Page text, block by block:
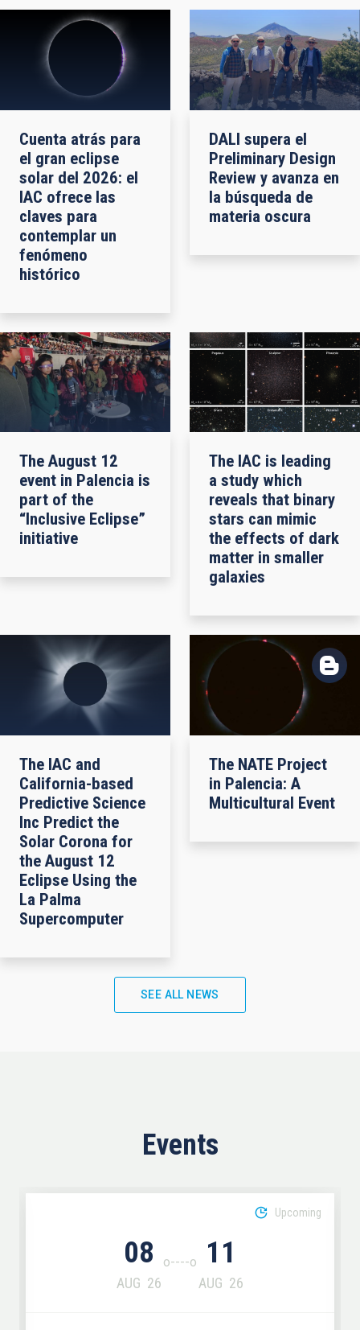
Cuenta atrás para
el gran eclipse
solar del 2026: el
IAC ofrece las
claves para
contemplar un
fenómeno
histórico
DALI supera el
Preliminary Design
Review y avanza en
la búsqueda de
materia oscura
The August 12
event in Palencia is
part of the
“Inclusive Eclipse”
initiative
The IAC is leading
a study which
reveals that binary
stars can mimic
the effects of dark
matter in smaller
galaxies
The IAC and
California-based
Predictive Science
Inc Predict the
Solar Corona for
the August 12
Eclipse Using the
La Palma
Supercomputer
The NATE Project
in Palencia: A
Multicultural Event
SEE ALL NEWS
Events
08
AUG 26
11
AUG 26
Upcoming